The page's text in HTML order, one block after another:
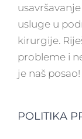
usluge u
kirurgije.
probleme i
je naš posao!
POLITIKA